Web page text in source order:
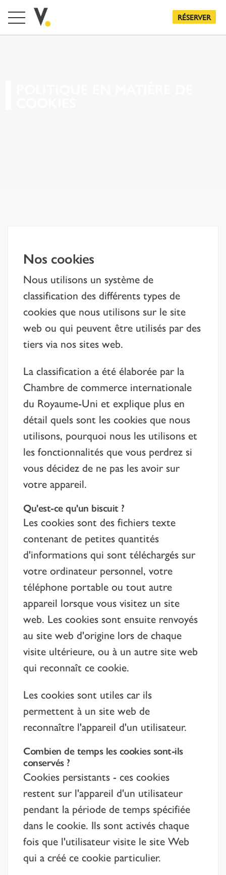
RÉSERVER
Nos cookies
Nous utilisons un système de
classification des différents types de
cookies que nous utilisons sur le site
web ou qui peuvent être utilisés par des
tiers via nos sites web.
La classification a été élaborée par la
Chambre de commerce internationale
du Royaume-Uni et explique plus en
détail quels sont les cookies que nous
utilisons, pourquoi nous les utilisons et
les fonctionnalités que vous perdrez si
vous décidez de ne pas les avoir sur
votre appareil.
Qu'est-ce qu'un biscuit ?
Les cookies sont des fichiers texte
contenant de petites quantités
d'informations qui sont téléchargés sur
votre ordinateur personnel, votre
téléphone portable ou tout autre
appareil lorsque vous visitez un site
web. Les cookies sont ensuite renvoyés
au site web d'origine lors de chaque
visite ultérieure, ou à un autre site web
qui reconnaît ce cookie.
Les cookies sont utiles car ils
permettent à un site web de
reconnaître l'appareil d'un utilisateur.
Combien de temps les cookies sont-ils
conservés ?
Cookies persistants - ces cookies
restent sur l'appareil d'un utilisateur
pendant la période de temps spécifiée
dans le cookie. Ils sont activés chaque
fois que l'utilisateur visite le site Web
qui a créé ce cookie particulier.